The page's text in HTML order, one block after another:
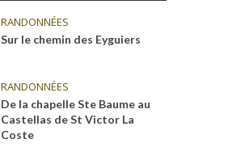
RANDONNÉES
Sur le chemin des Eyguiers
RANDONNÉES
De la chapelle Ste Baume au
Castellas de St Victor La
Coste